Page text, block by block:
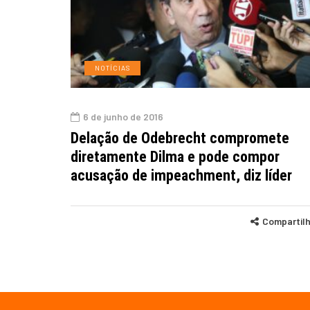
NOTÍCIAS
6 de junho de 2016
Delação de Odebrecht compromete
diretamente Dilma e pode compor
acusação de impeachment, diz líder